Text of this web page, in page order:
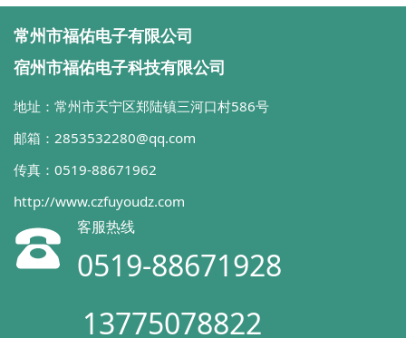
常州市福佑电子有限公司
宿州市福佑电子科技有限公司
地址：常州市天宁区郑陆镇三河口村586号
邮箱：2853532280@qq.com
传真：0519-88671962
http://www.czfuyoudz.com
客服热线
0519-88671928
13775078822